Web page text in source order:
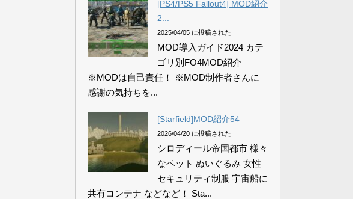
[PS4/PS5 Fallout4] MOD紹介
2...
2025/04/05 に投稿された
MOD導入ガイド2024 カテ
ゴリ別FO4MOD紹介
※MODは自己責任！ ※MOD制作者さんに
感謝の気持ちを...
[Starfield]MOD紹介54
2026/04/20 に投稿された
シロディール帝国都市 様々
なペット ぬいぐるみ 女性
セキュリティ制服 宇宙船に
共有コンテナ などなど！ Sta...